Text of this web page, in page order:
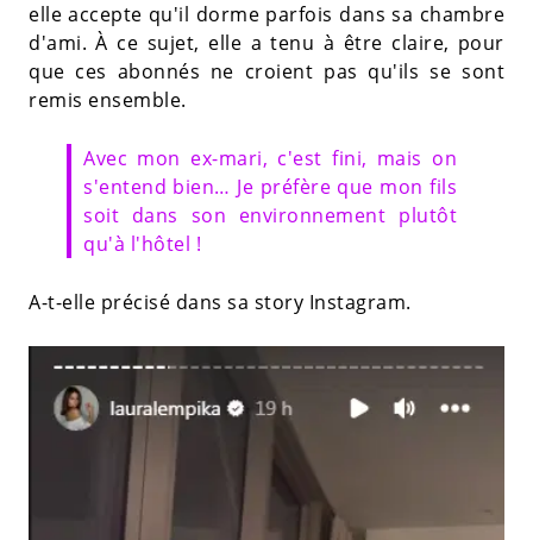
elle accepte qu'il dorme parfois dans sa chambre
d'ami. À ce sujet, elle a tenu à être claire, pour
que ces abonnés ne croient pas qu'ils se sont
remis ensemble.
Avec mon ex-mari, c'est fini, mais on
s'entend bien… Je préfère que mon fils
soit dans son environnement plutôt
qu'à l'hôtel !
A-t-elle précisé dans sa story Instagram.